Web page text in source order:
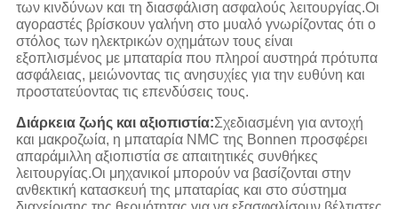
των κινδύνων και τη διασφάλιση ασφαλούς λειτουργίας.Οι
αγοραστές βρίσκουν γαλήνη στο μυαλό γνωρίζοντας ότι ο
στόλος των ηλεκτρικών οχημάτων τους είναι
εξοπλισμένος με μπαταρία που πληροί αυστηρά πρότυπα
ασφάλειας, μειώνοντας τις ανησυχίες για την ευθύνη και
προστατεύοντας τις επενδύσεις τους.
Διάρκεια ζωής και αξιοπιστία:Σχεδιασμένη για αντοχή
και μακροζωία, η μπαταρία NMC της Bonnen προσφέρει
απαράμιλλη αξιοπιστία σε απαιτητικές συνθήκες
λειτουργίας.Οι μηχανικοί μπορούν να βασίζονται στην
ανθεκτική κατασκευή της μπαταρίας και στο σύστημα